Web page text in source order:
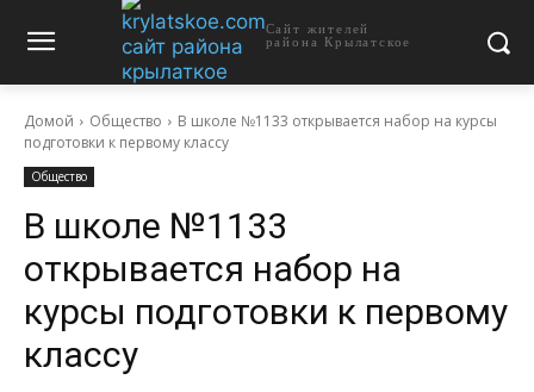
Сайт жителей
района Крылатское
Домой Общество
В школе №1133 открывается набор на курсы
подготовки к первому классу
Общество
В школе №1133
открывается набор на
курсы подготовки к первому
классу